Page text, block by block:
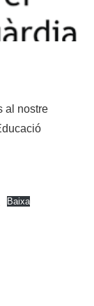
al nostre
Baixa